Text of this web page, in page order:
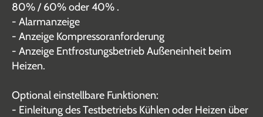
80% / 60% oder 40% .
- Alarmanzeige
- Anzeige Kompressoranforderung
- Anzeige Entfrostungsbetrieb Außeneinheit beim
Heizen.
Optional einstellbare Funktionen:
- Einleitung des Testbetriebs Kühlen oder Heizen über